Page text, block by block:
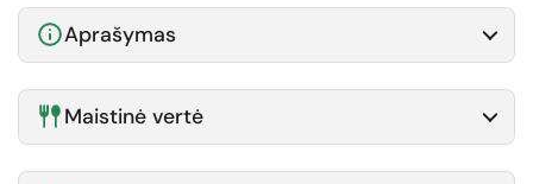
Aprašymas
Maistinė vertė